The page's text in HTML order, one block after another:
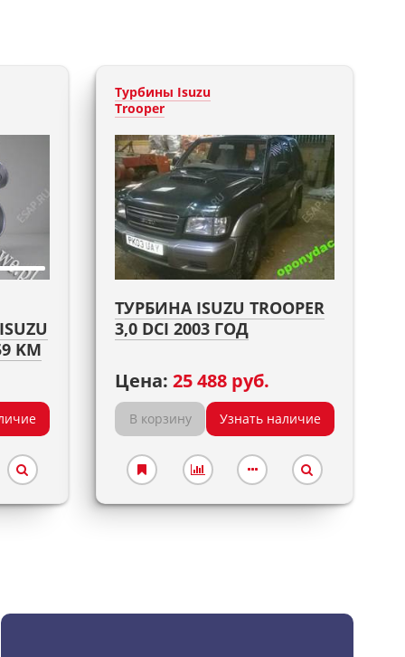
KM
Турбины Isuzu
Trooper
ТУРБИНА ISUZU TROOPER
3,0 DCI 2003 ГОД
Цена: 25 488 руб.
В корзину Узнать наличие